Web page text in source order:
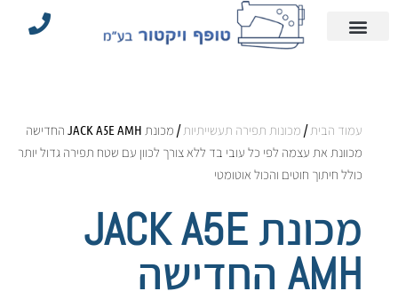
עמוד הבית/ מכונות תפירה תעשייתיות
/ מכונת JACK A5E AMH החדישה
מכוונת את עצמה לפי כל עובי בד ללא צורך לכוון עם שטח תפירה גדול יותר
כולל חיתוך חוטים והכול אוטומטי
מכונת JACK A5E
AMH החדישה